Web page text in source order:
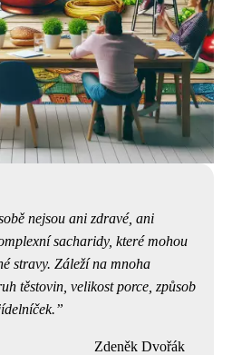
nejsou ani zdravé, ani
sacharidy, které mohou
stravy. Záleží na mnoha
těstovin, velikost porce, způsob
Zdeněk Dvořák